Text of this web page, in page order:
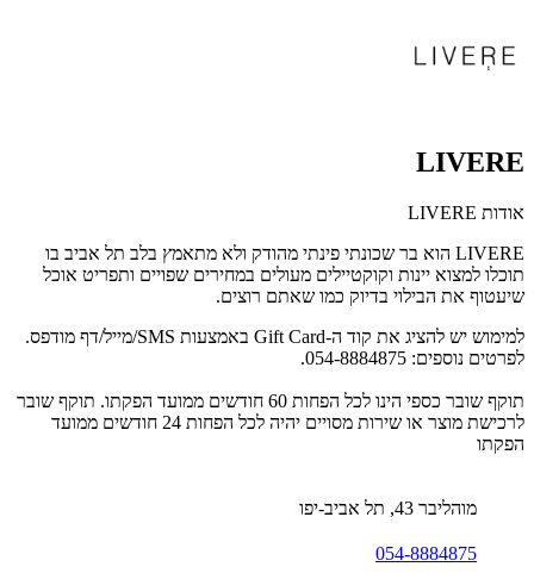
LIVERE
אודות LIVERE
LIVERE הוא בר שכונתי פינתי מהודק ולא מתאמץ בלב תל אביב בו
תוכלו למצוא יינות וקוקטיילים מעולים במחירים שפויים ותפריט אוכל
שיעטוף את הבילוי בדיוק כמו שאתם רוצים.
למימוש יש להציג את קוד ה-Gift Card באמצעות SMS/מייל/דף מודפס.
לפרטים נוספים: 054-8884875.
תוקף שובר כספי הינו לכל הפחות 60 חודשים ממועד הפקתו. תוקף שובר
לרכישת מוצר או שירות מסויים יהיה לכל הפחות 24 חודשים ממועד
הפקתו
מוהליבר 43, תל אביב-יפו
054-8884875